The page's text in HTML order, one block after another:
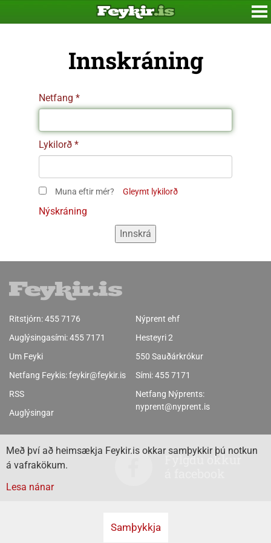
Innskráning
Netfang
Lykilorð
Muna eftir mér? Gleymt lykilorð
Nýskráning
Ritstjórn:455 7176
Auglýsingasími:455 7171
Um Feyki
Netfang Feykis:feykir@feykir.is
RSS
Auglýsingar
Nýprent ehf
Hesteyri 2
550 Sauðárkrókur
Sími:455 7171
Netfang Nýprents:
nyprent@nyprent.is
Fylgdu okkur
Með því að heimsækja Feykir.is okkar samþykkir þú notkun
á vafrakökum.
Lesa nánar
Samþykkja